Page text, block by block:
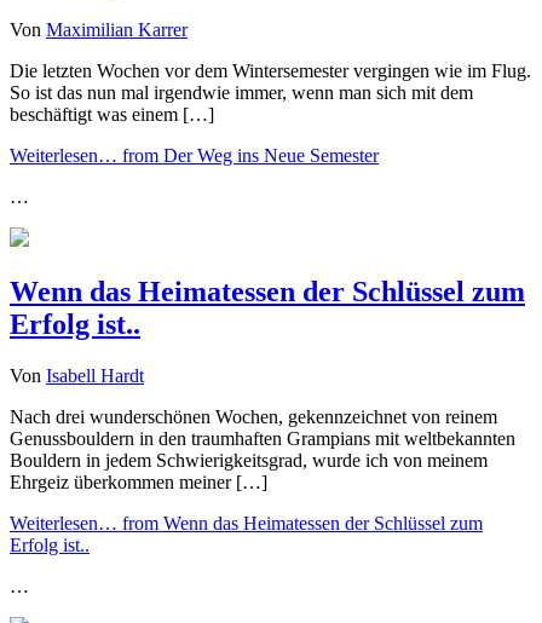
Von Maximilian Karrer
Die letzten Wochen vor dem Wintersemester vergingen wie im Flug.
So ist das nun mal irgendwie immer, wenn man sich mit dem
beschäftigt was einem […]
Weiterlesen… from Der Weg ins Neue Semester
…
Wenn das Heimatessen der Schlüssel zum
Erfolg ist..
Von Isabell Hardt
Nach drei wunderschönen Wochen, gekennzeichnet von reinem
Genussbouldern in den traumhaften Grampians mit weltbekannten
Bouldern in jedem Schwierigkeitsgrad, wurde ich von meinem
Ehrgeiz überkommen meiner […]
Weiterlesen… from Wenn das Heimatessen der Schlüssel zum
Erfolg ist..
…